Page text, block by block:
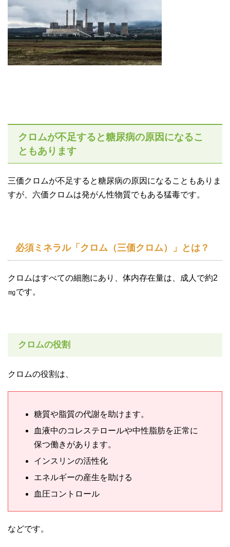
クロムが不足すると糖尿病の原因になるこ
ともあります
三価クロムが不足すると糖尿病の原因になることもありま
すが、六価クロムは発がん性物質でもある猛毒です。
必須ミネラル「クロム（三価クロム）」とは？
クロムはすべての細胞にあり、体内存在量は、成人で約2
㎎です。
クロムの役割
クロムの役割は、
糖質や脂質の代謝を助けます。
血液中のコレステロールや中性脂肪を正常に
保つ働きがあります。
インスリンの活性化
エネルギーの産生を助ける
血圧コントロール
などです。